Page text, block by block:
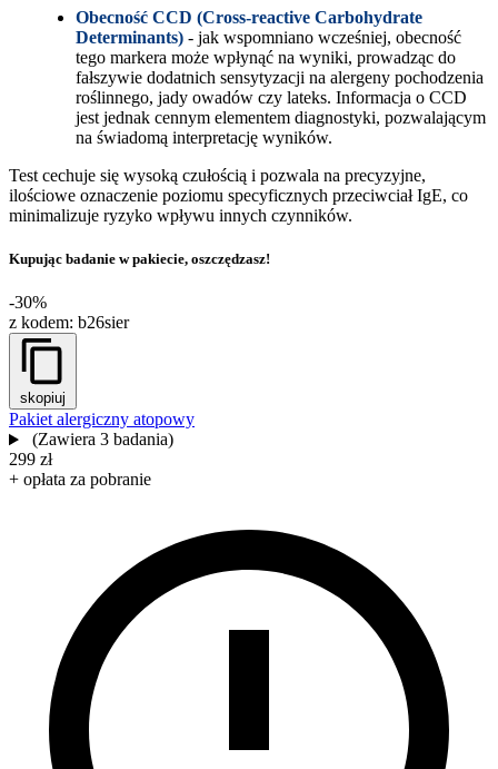
Obecność CCD (Cross-reactive Carbohydrate
Determinants) - jak wspomniano wcześniej, obecność
tego markera może wpłynąć na wyniki, prowadząc do
fałszywie dodatnich sensytyzacji na alergeny pochodzenia
roślinnego, jady owadów czy lateks. Informacja o CCD
jest jednak cennym elementem diagnostyki, pozwalającym
na świadomą interpretację wyników.
Test cechuje się wysoką czułością i pozwala na precyzyjne,
ilościowe oznaczenie poziomu specyficznych przeciwciał IgE, co
minimalizuje ryzyko wpływu innych czynników.
Kupując badanie w pakiecie, oszczędzasz!
-30%
z kodem: b26sier
skopiuj
Pakiet alergiczny atopowy
(Zawiera 3 badania)
299 zł
+ opłata za pobranie